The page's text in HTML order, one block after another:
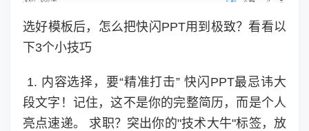
选好模板后，怎么把快闪PPT用到极致？看看以
下3个小技巧
1. 内容选择，要“精准打击” 快闪PPT最忌讳大
段文字！记住，这不是你的完整简历，而是个人
亮点速递。 求职？突出你的"技术大牛"标签，放